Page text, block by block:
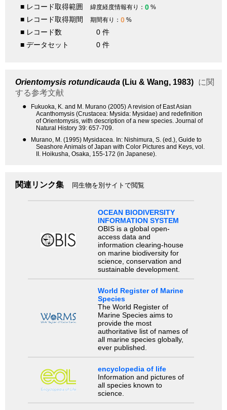
■ レコード取得範囲 緯度経度情報有り： 0 %
■ レコード取得期間 期間有り： 0 %
■ レコード数
0 件
■ データセット
0 件
Orientomysis rotundicauda (Liu & Wang, 1983) に関
する参考文献
●
Fukuoka, K. and M. Murano (2005) A revision of East Asian
Acanthomysis (Crustacea: Mysida: Mysidae) and redefinition
of Orientomysis, with description of a new species. Journal of
Natural History 39: 657-709.
●
Murano, M. (1995) Mysidacea. In: Nishimura, S. (ed.), Guide to
Seashore Animals of Japan with Color Pictures and Keys, vol.
II. Hoikusha, Osaka, 155-172 (in Japanese).
関連リンク集 同生物を別サイトで閲覧
OCEAN BIODIVERSITY
INFORMATION SYSTEM
OBIS is a global open-
access data and
information clearing-house
on marine biodiversity for
science, conservation and
sustainable development.
World Register of Marine
Species
The World Register of
Marine Species aims to
provide the most
authoritative list of names of
all marine species globally,
ever published.
encyclopedia of life
Information and pictures of
all species known to
science.